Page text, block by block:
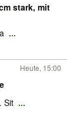
stark, mit
...
Heute, 15:00
Sit ...